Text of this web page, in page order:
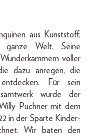
aus Kunststoff,
ganze Welt. Seine
voller
dazu anregen, die
Für sein
wurde der
Puchner mit dem
in der Sparte Kinder-
Wir baten den